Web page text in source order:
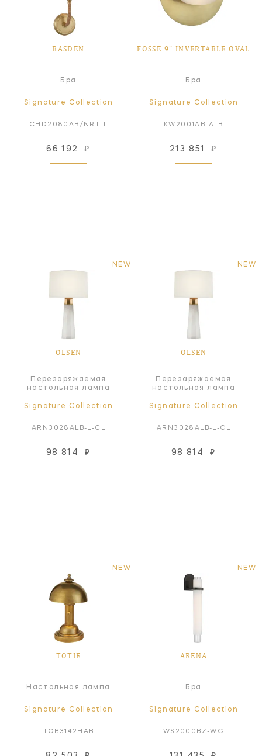
BASDEN
Бра
Signature Collection
CHD2080AB/NRT-L
66 192 ₽
FOSSE 9" INVERTABLE OVAL
Бра
Signature Collection
KW2001AB-ALB
213 851 ₽
NEW
OLSEN
Перезаряжаемая
настольная лампа
Signature Collection
ARN3028ALB-L-CL
98 814 ₽
NEW
OLSEN
Перезаряжаемая
настольная лампа
Signature Collection
ARN3028ALB-L-CL
98 814 ₽
NEW
TOTIE
Настольная лампа
Signature Collection
TOB3142HAB
NEW
ARENA
Бра
Signature Collection
WS2000BZ-WG